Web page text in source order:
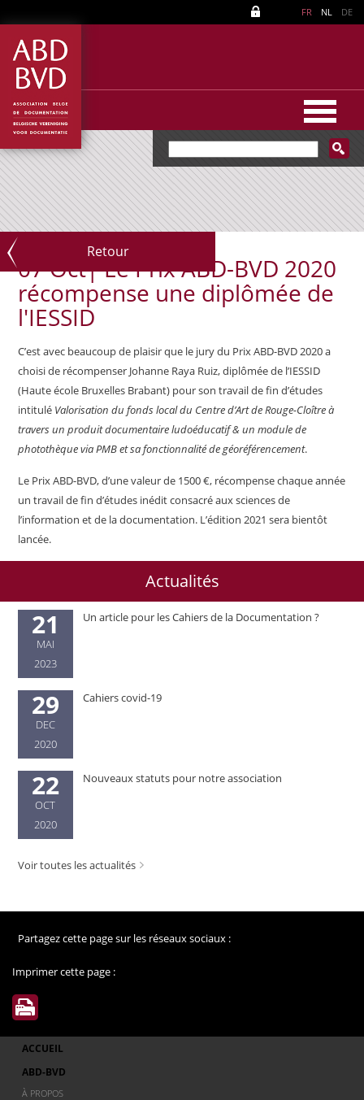
FR NL DE
Retour
07 Oct|Le Prix ABD-BVD 2020
récompense une diplômée de
l'IESSID
C’est avec beaucoup de plaisir que le jury du Prix ABD-BVD 2020 a
choisi de récompenser Johanne Raya Ruiz, diplômée de l’IESSID
(Haute école Bruxelles Brabant) pour son travail de fin d’études
intitulé Valorisation du fonds local du Centre d’Art de Rouge-Cloître à
travers un produit documentaire ludoéducatif & un module de
photothèque via PMB et sa fonctionnalité de géoréférencement.
Le Prix ABD-BVD, d’une valeur de 1500 €, récompense chaque année
un travail de fin d’études inédit consacré aux sciences de
l’information et de la documentation. L’édition 2021 sera bientôt
lancée.
Actualités
21
MAI
2023
Un article pour les Cahiers de la Documentation ?
29
DEC
2020
Cahiers covid-19
22
OCT
2020
Nouveaux statuts pour notre association
Voir toutes les actualités
Partagez cette page sur les réseaux sociaux :
Imprimer cette page :
ACCUEIL
ABD-BVD
À PROPOS